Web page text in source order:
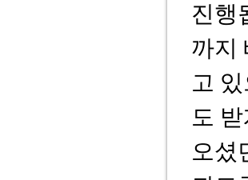
진행
까지
고
도
오셨